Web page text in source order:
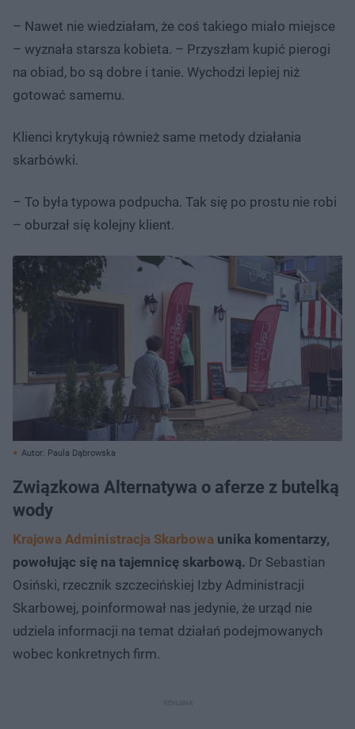
– Nawet nie wiedziałam, że coś takiego miało miejsce
– wyznała starsza kobieta. – Przyszłam kupić pierogi
na obiad, bo są dobre i tanie. Wychodzi lepiej niż
gotować samemu.
Klienci krytykują również same metody działania
skarbówki.
– To była typowa podpucha. Tak się po prostu nie robi
– oburzał się kolejny klient.
Autor: Paula Dąbrowska
Związkowa Alternatywa o aferze z butelką
wody
Krajowa Administracja Skarbowa unika komentarzy,
powołując się na tajemnicę skarbową. Dr Sebastian
Osiński, rzecznik szczecińskiej Izby Administracji
Skarbowej, poinformował nas jedynie, że urząd nie
udziela informacji na temat działań podejmowanych
wobec konkretnych firm.